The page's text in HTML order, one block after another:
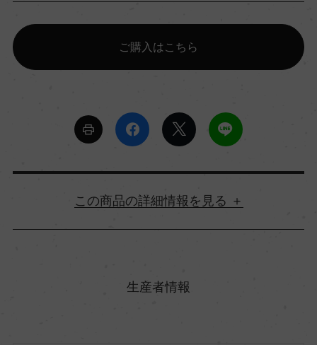
ご購入はこちら
詳細情報
生産者情報